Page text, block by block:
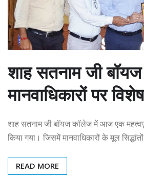
शाह सतनाम जी
मानवाधिकारों पर
शाह सतनाम जी बॉयज कॉलेज में आज एक
किया गया। जिसमें मानवाधिकारों के मूल
READ MORE